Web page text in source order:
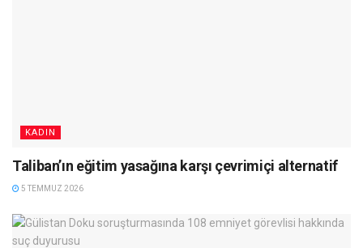
KADIN
Taliban’ın eğitim yasağına karşı çevrimiçi alternatif
5 TEMMUZ 2026